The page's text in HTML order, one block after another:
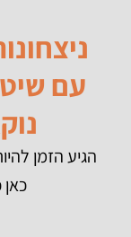
עם
הגיע הזמן